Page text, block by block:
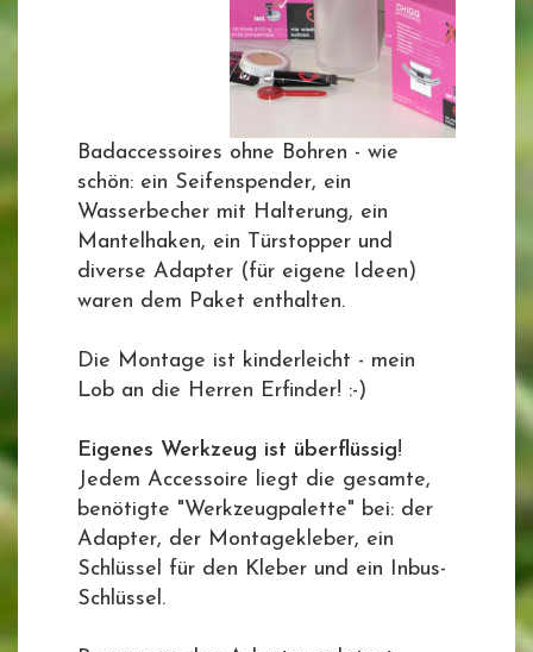
Badaccessoires ohne Bohren - wie
schön: ein Seifenspender, ein
Wasserbecher mit Halterung, ein
Mantelhaken, ein Türstopper und
diverse Adapter (für eigene Ideen)
waren dem Paket enthalten.
Die Montage ist kinderleicht - mein
Lob an die Herren Erfinder! :-)
Eigenes Werkzeug ist überflüssig!
Jedem Accessoire liegt die gesamte,
benötigte "Werkzeugpalette" bei: der
Adapter, der Montagekleber, ein
Schlüssel für den Kleber und ein Inbus-
Schlüssel.